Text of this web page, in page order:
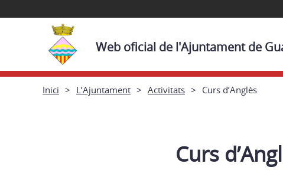
Web oficial de l'Ajuntament de
Inici L’Ajuntament Activitats Curs d’Anglès
Curs